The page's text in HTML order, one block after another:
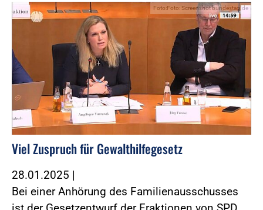
Foto:Foto: Screenshot bundestag.de
Viel Zuspruch für Gewalthilfegesetz
28.01.2025 |
Bei einer Anhörung des Familienausschusses